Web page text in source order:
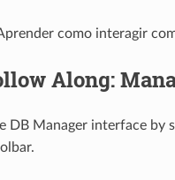
como interagir
Along:
DB Manager interface by